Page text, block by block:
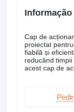
Cap de
proiectat
fiabilă și
reducând
acest cap de